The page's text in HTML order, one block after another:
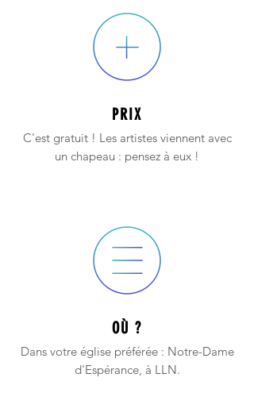
PRIX
C'est gratuit ! Les artistes viennent avec
un chapeau : pensez à eux !
OÙ ?
Dans votre église préférée : Notre-Dame
d'Espérance, à LLN.